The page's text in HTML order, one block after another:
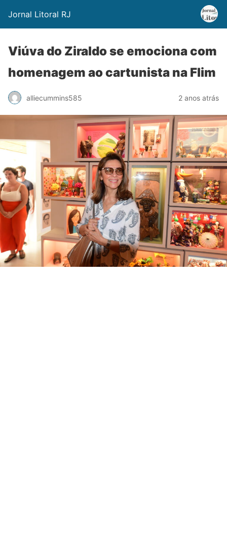
Jornal Litoral RJ
Viúva do Ziraldo se emociona com
homenagem ao cartunista na Flim
alliecummins585 2 anos atrás